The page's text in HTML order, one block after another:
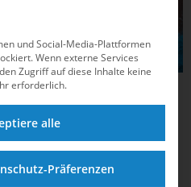
Real: „Ich bin
Fußball“
Borussia Dortmund spielte,
und Social-Media-Plattformen
Wenn externe Services
Zugriff auf diese Inhalte keine
erforderlich.
alle
Präferenzen